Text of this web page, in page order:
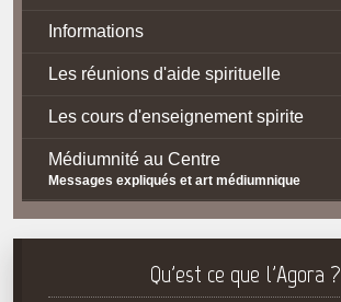
Informations
Les réunions d'aide spirituelle
Les cours d'enseignement spirite
Médiumnité au Centre
Messages expliqués et art médiumnique
Contact / Accès
Plan d'accèsQu'est ce que l'Agora ?